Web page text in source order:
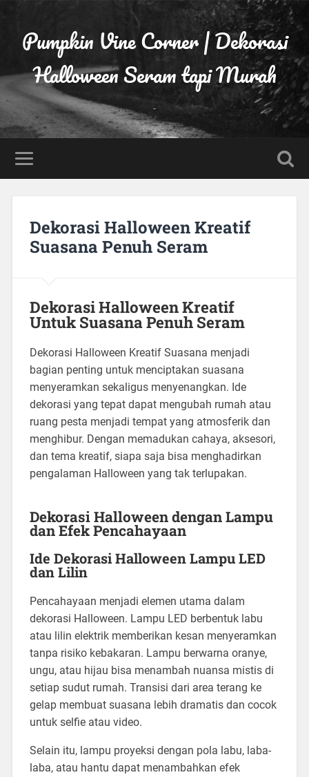
Pumpkin Vine Corner | Dekorasi
Halloween Seram tapi Murah
-
Dekorasi Halloween Kreatif
Suasana Penuh Seram
Dekorasi Halloween Kreatif
Untuk Suasana Penuh Seram
Dekorasi Halloween Kreatif Suasana menjadi
bagian penting untuk menciptakan suasana
menyeramkan sekaligus menyenangkan. Ide
dekorasi yang tepat dapat mengubah rumah atau
ruang pesta menjadi tempat yang atmosferik dan
menghibur. Dengan memadukan cahaya, aksesori,
dan tema kreatif, siapa saja bisa menghadirkan
pengalaman Halloween yang tak terlupakan.
Dekorasi Halloween dengan Lampu
dan Efek Pencahayaan
Ide Dekorasi Halloween Lampu LED
dan Lilin
Pencahayaan menjadi elemen utama dalam
dekorasi Halloween. Lampu LED berbentuk labu
atau lilin elektrik memberikan kesan menyeramkan
tanpa risiko kebakaran. Lampu berwarna oranye,
ungu, atau hijau bisa menambah nuansa mistis di
setiap sudut rumah. Transisi dari area terang ke
gelap membuat suasana lebih dramatis dan cocok
untuk selfie atau video.
Selain itu, lampu proyeksi dengan pola labu, laba-
laba, atau hantu dapat menambahkan efek